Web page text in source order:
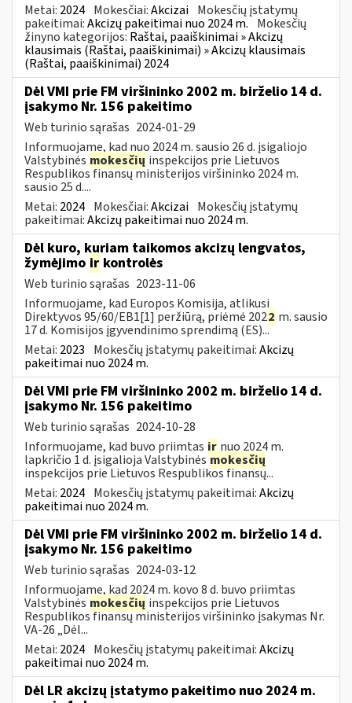
Metai: 2024 Mokesčiai:Akcizai Mokesčių įstatymų
pakeitimai:Akcizų pakeitimai nuo 2024 m. Mokesčių
žinyno kategorijos: Raštai, paaiškinimai » Akcizų
klausimais (Raštai, paaiškinimai) » Akcizų klausimais
(Raštai, paaiškinimai) 2024
Dėl VMI prie FM viršininko 2002 m. birželio 14 d.
įsakymo Nr. 156 pakeitimo
Web turinio sąrašas 2024-01-29
Informuojame, kad nuo 2024 m. sausio 26 d. įsigaliojo
Valstybinės mokesčių inspekcijos prie Lietuvos
Respublikos finansų ministerijos viršininko 2024 m.
sausio 25 d....
Metai: 2024 Mokesčiai:Akcizai Mokesčių įstatymų
pakeitimai:Akcizų pakeitimai nuo 2024 m.
Dėl kuro, kuriam taikomos akcizų lengvatos,
žymėjimo ir kontrolės
Web turinio sąrašas 2023-11-06
Informuojame, kad Europos Komisija, atlikusi
Direktyvos 95/60/EB1[1] peržiūrą, priėmė 2022 m. sausio
17 d. Komisijos įgyvendinimo sprendimą (ES)...
Metai: 2023 Mokesčių įstatymų pakeitimai:Akcizų
pakeitimai nuo 2024 m.
Dėl VMI prie FM viršininko 2002 m. birželio 14 d.
įsakymo Nr. 156 pakeitimo
Web turinio sąrašas 2024-10-28
Informuojame, kad buvo priimtas ir nuo 2024 m.
lapkričio 1 d. įsigalioja Valstybinėsmokesčių
inspekcijos prie Lietuvos Respublikos finansų...
Metai: 2024 Mokesčių įstatymų pakeitimai:Akcizų
pakeitimai nuo 2024 m.
Dėl VMI prie FM viršininko 2002 m. birželio 14 d.
įsakymo Nr. 156 pakeitimo
Web turinio sąrašas 2024-03-12
Informuojame, kad 2024 m. kovo 8 d. buvo priimtas
Valstybinės mokesčių inspekcijos prie Lietuvos
Respublikos finansų ministerijos viršininko įsakymas Nr.
VA-26 „Dėl...
Metai: 2024 Mokesčių įstatymų pakeitimai:Akcizų
pakeitimai nuo 2024 m.
Dėl LR akcizų įstatymo pakeitimo nuo 2024 m.